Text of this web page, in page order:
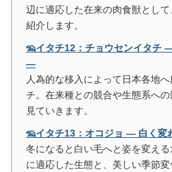
辺に適応した在来の肉食獣とし
紹介します。
🦡イタチ12：チョウセンイタチ
―
人為的な移入によって日本各地
チ。在来種との競合や生態系へ
見ていきます。
🦡イタチ13：オコジョ ― 白く変
冬になると白い毛へと姿を変え
に適応した生態と、美しい季節変